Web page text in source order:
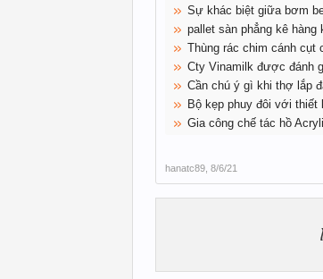
Sự khác biệt giữa bơm
pallet sàn phẳng kê hàng
Thùng rác chim cánh cụt
Cty Vinamilk được đánh
Cần chú ý gì khi thợ lắp
Bộ kẹp phuy đôi với thiết
Gia công chế tác hồ
hanatc89 8/6/21